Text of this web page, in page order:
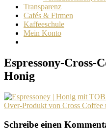
Transparenz
Cafés & Firmen
Kaffeeschule
Mein Konto
Espressony-Cross-
Honig
Schreibe einen